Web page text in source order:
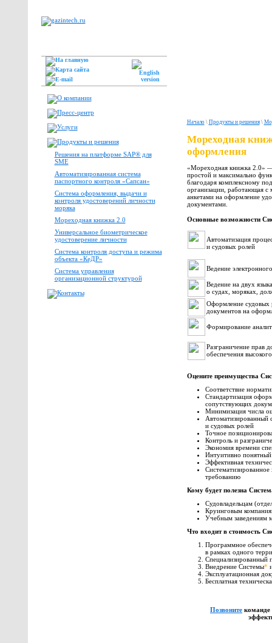
Решения на платформе SAP® для
SME
Автоматизированная система
паспортного контроля «Сапсан»
Система оформления, выдачи и
контроля удостоверений личности
моряка
Мореходная книжка 2.0
Универсальное биометрическое
удостоверение личности
Система контроля доступа и режима
объекта «КеДР»
Система управления
организационной структурой
Начало\ Продукты и решения\
Мореходная
оформления
«Мореходная книжка 2.0» —
простой и максимально
благодаря комплексному
организации, работающая
анкетами на оформление
документами.
Основные возможности
Автоматизация
и судовых ролей
Ведение
Ведение на двух
о судах, моряках,
Оформление судовых
документов на
Формирование
Разграничение прав
обеспечения
Оцените преимущества
Соответствие
Стандартизация
сопутствующих
Минимизация числа
и судовых ролей
Точное
Контроль и
Экономия времени
Интуитивно
Эффективная
требованию
Кому будет полезна
Судовладельцам
Круинговым
Учебным заведениям
Что входит в стоимость
Программное
в рамках одного
Специализированный
Внедрение Системы*
Эксплуатационная
Бесплатная
Позвоните команде